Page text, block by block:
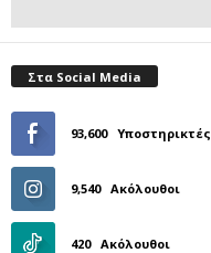
Στα Social Media
93,600 Υποστηρικτές
9,540 Ακόλουθοι
420 Ακόλουθοι